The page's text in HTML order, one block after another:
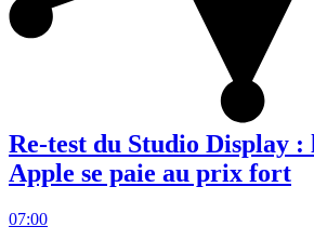
Re-test du Studio Display :
Apple se paie au prix fort
07:00